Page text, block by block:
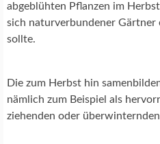
N
A
T
F
T
O
abgeblühten Pflanzen im
sich naturverbundener Gärtner
sollte.
Die zum Herbst hin
nämlich zum Beispiel als
ziehenden oder